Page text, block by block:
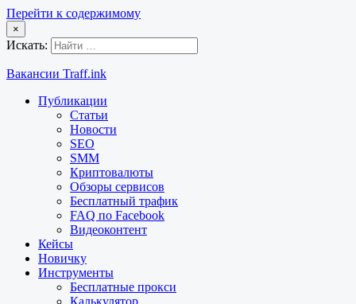
Перейти к содержимому
×
Искать:
Вакансии Traff.ink
Публикации
Статьи
Новости
SEO
SMM
Криптовалюты
Обзоры сервисов
Бесплатный трафик
FAQ по Facebook
Видеоконтент
Кейсы
Новичку
Инструменты
Бесплатные прокси
Калькулятор